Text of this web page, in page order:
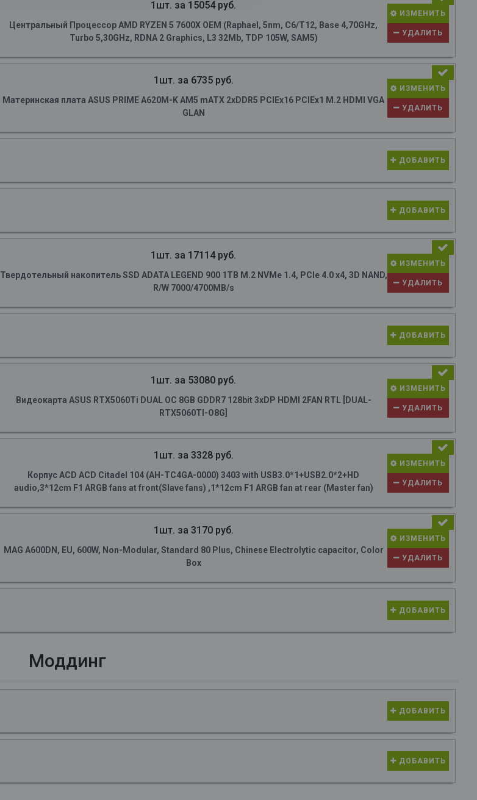
1шт. за 15054 руб.
Центральный Процессор AMD RYZEN 5 7600X OEM (Raphael, 5nm, C6/T12, Base 4,70GHz,
Turbo 5,30GHz, RDNA 2 Graphics, L3 32Mb, TDP 105W, SAM5)
ИЗМЕНИТЬ
УДАЛИТЬ
1шт. за 6735 руб.
Материнская плата ASUS PRIME A620M-K AM5 mATX 2xDDR5 PCIEx16 PCIEx1 M.2 HDMI VGA
GLAN
ИЗМЕНИТЬ
УДАЛИТЬ
ДОБАВИТЬ
ДОБАВИТЬ
1шт. за 17114 руб.
Твердотельный накопитель SSD ADATA LEGEND 900 1TB M.2 NVMe 1.4, PCIe 4.0 x4, 3D NAND,
R/W 7000/4700MB/s
ИЗМЕНИТЬ
УДАЛИТЬ
ДОБАВИТЬ
1шт. за 53080 руб.
Видеокарта ASUS RTX5060Ti DUAL OC 8GB GDDR7 128bit 3xDP HDMI 2FAN RTL [DUAL-
RTX5060TI-O8G]
ИЗМЕНИТЬ
УДАЛИТЬ
1шт. за 3328 руб.
Корпус ACD ACD Citadel 104 (AH-TC4GA-0000) 3403 with USB3.0*1+USB2.0*2+HD
audio,3*12cm F1 ARGB fans at front(Slave fans) ,1*12cm F1 ARGB fan at rear (Master fan)
ИЗМЕНИТЬ
УДАЛИТЬ
1шт. за 3170 руб.
MAG A600DN, EU, 600W, Non-Modular, Standard 80 Plus, Chinese Electrolytic capacitor, Color
Box
ИЗМЕНИТЬ
УДАЛИТЬ
ДОБАВИТЬ
Моддинг
ДОБАВИТЬ
ДОБАВИТЬ